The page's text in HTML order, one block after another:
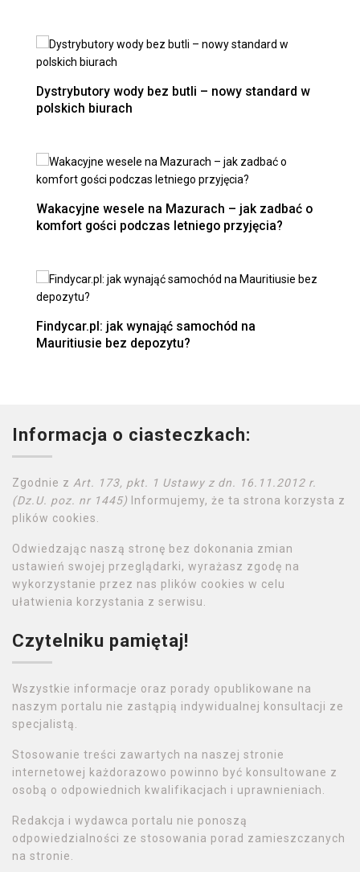
Dystrybutory wody bez butli – nowy standard w
polskich biurach
Wakacyjne wesele na Mazurach – jak zadbać o
komfort gości podczas letniego przyjęcia?
Findycar.pl: jak wynająć samochód na
Mauritiusie bez depozytu?
Informacja o ciasteczkach:
Zgodnie z Art. 173, pkt. 1 Ustawy z dn. 16.11.2012 r.
(Dz.U. poz. nr 1445) Informujemy, że ta strona korzysta z
plików cookies.
Odwiedzając naszą stronę bez dokonania zmian
ustawień swojej przeglądarki, wyrażasz zgodę na
wykorzystanie przez nas plików cookies w celu
ułatwienia korzystania z serwisu.
Czytelniku pamiętaj!
Wszystkie informacje oraz porady opublikowane na
naszym portalu nie zastąpią indywidualnej konsultacji ze
specjalistą.
Stosowanie treści zawartych na naszej stronie
internetowej każdorazowo powinno być konsultowane z
osobą o odpowiednich kwalifikacjach i uprawnieniach.
Redakcja i wydawca portalu nie ponoszą
odpowiedzialności ze stosowania porad zamieszczanych
na stronie.